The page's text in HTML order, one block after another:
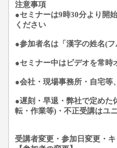
注意事項
●セミナーは9時30分より開
ください
●参加者名は「漢字の姓名(
●セミナー中はビデオを常時
●会社・現場事務所・自宅等
●遅刻・早退・弊社で定めた
転・作業等)・不正受講はユ
受講者変更・参加日変更・